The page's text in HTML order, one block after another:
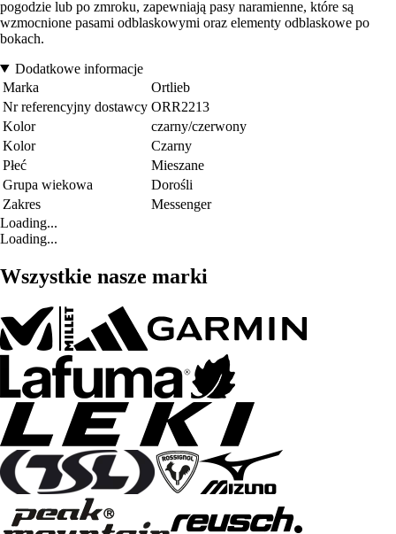
pogodzie lub po zmroku, zapewniają pasy naramienne, które są
wzmocnione pasami odblaskowymi oraz elementy odblaskowe po
bokach.
Dodatkowe informacje
Marka
Ortlieb
Nr referencyjny dostawcy ORR2213
Kolor
czarny/czerwony
Kolor
Czarny
Płeć
Mieszane
Grupa wiekowa
Dorośli
Zakres
Messenger
Loading...
Loading...
Wszystkie nasze marki